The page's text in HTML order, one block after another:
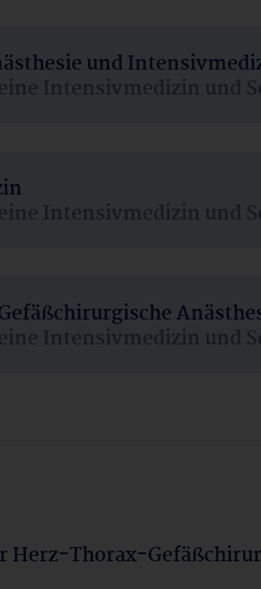
und
Intensivmedizin und
Intensivmedizin und
Intensivmedizin und
Thorax-